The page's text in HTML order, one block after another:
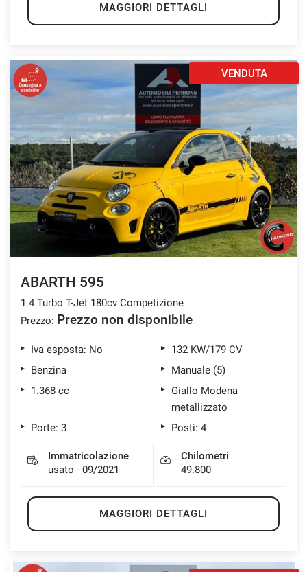
MAGGIORI DETTAGLI
VENDUTA
ABARTH 595
1.4 Turbo T-Jet 180cv Competizione
Prezzo: Prezzo non disponibile
Iva esposta: No
132 KW/179 CV
Benzina
Manuale (5)
1.368 cc
Giallo Modena
metallizzato
Porte: 3
Posti: 4
Immatricolazione
usato - 09/2021
Chilometri
49.800
MAGGIORI DETTAGLI
Cookie analitici
Leggi
cookie
policy
Salva
le
impostazioni